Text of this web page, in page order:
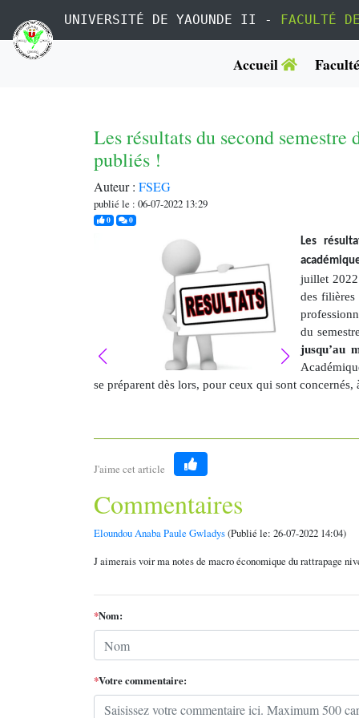
UNIVERSITÉ DE YAOUNDE II - FACULTÉ
Accueil Faculté
Les résultats du second semestre
publiés !
Auteur : FSEG
publié le : 06-07-2022 13:29
0j'aime0commentaires
Les
juillet
des filières
du
jusqu’au
se préparent dès lors, pour ceux qui sont
J'aime cet article
Like
Commentaires
Eloundou Anaba Paule Gwladys(Publié le: 26-07-2022 14:04)
J aimerais voir ma notes de macro économique du rattrapage
*Nom:
*Votre commentaire: